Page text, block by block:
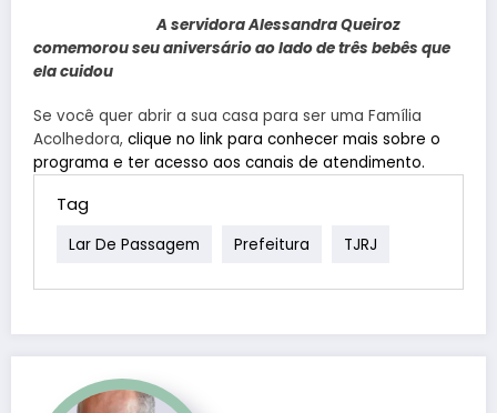
A servidora Alessandra Queiroz
comemorou seu aniversário ao lado de três bebês que
ela cuidou
Se você quer abrir a sua casa para ser uma Família
Acolhedora, clique no link para conhecer mais sobre o
programa e ter acesso aos canais de atendimento.
Tag
Lar De Passagem Prefeitura TJRJ